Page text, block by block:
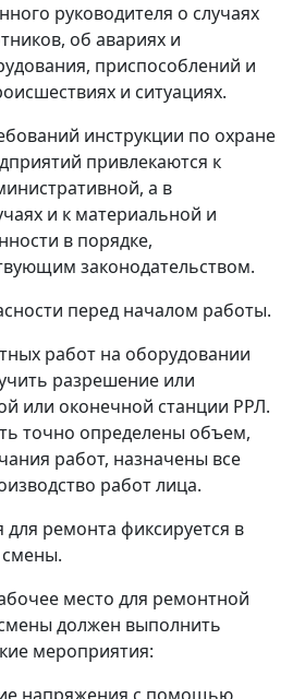
руководителя о случаях
об авариях и
приспособлений и
и ситуациях.
инструкции по охране
привлекаются к
а в
и к материальной и
в порядке,
законодательством.
перед началом работы.
работ на оборудовании
разрешение или
или оконечной станции РРЛ.
точно определены объем,
работ, назначены все
работ лица.
ремонта фиксируется в
место для ремонтной
должен выполнить
мероприятия: